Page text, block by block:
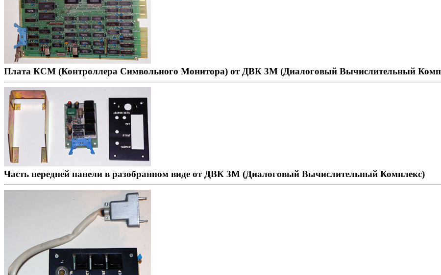
Плата КСМ (Контроллера Символьного Монитора) от ДВК 3М (Диалоговый Вычислительный
Часть передней панели в разобранном виде от ДВК 3М (Диалоговый Вычислительный Комплекс)